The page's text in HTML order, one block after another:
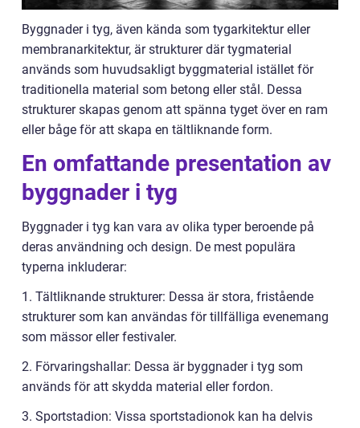
Byggnader i tyg, även kända som tygarkitektur eller
membranarkitektur, är strukturer där tygmaterial
används som huvudsakligt byggmaterial istället för
traditionella material som betong eller stål. Dessa
strukturer skapas genom att spänna tyget över en ram
eller båge för att skapa en tältliknande form.
En omfattande presentation av
byggnader i tyg
Byggnader i tyg kan vara av olika typer beroende på
deras användning och design. De mest populära
typerna inkluderar:
1. Tältliknande strukturer: Dessa är stora, fristående
strukturer som kan användas för tillfälliga evenemang
som mässor eller festivaler.
2. Förvaringshallar: Dessa är byggnader i tyg som
används för att skydda material eller fordon.
3. Sportstadion: Vissa sportstadionok kan ha delvis